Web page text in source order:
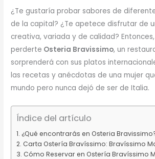
¿Te gustaría probar sabores de
de la capital? ¿Te apetece disfrutar de
creativa, variada y de calidad?
perderte Osteria Bravissimo, un
sorprenderá con sus platos
las recetas y anécdotas de una mujer
mundo pero nunca dejó de ser de Italia.
Índice del artículo
¿Qué encontrarás en Osteria
Carta Ostería Bravíssimo: Bravíssimo
Cómo Reservar en Ostería Bravíssimo